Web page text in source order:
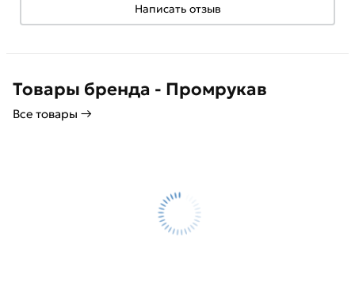
Написать отзыв
Товары бренда - Промрукав
Все товары →